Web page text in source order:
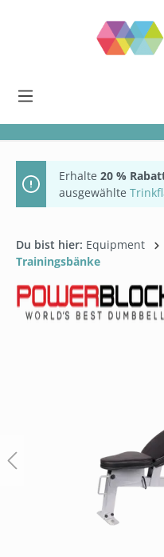
Erhalte 20 %
ausgewählte
Du bist hier: Equipment
Trainingsbänke